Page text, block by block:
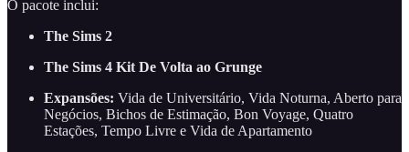
O pacote inclui:
The Sims 2
The Sims 4 Kit De Volta ao Grunge
Expansões: Vida de Universitário, Vida Noturna, Aberto para
Negócios, Bichos de Estimação, Bon Voyage, Quatro
Estações, Tempo Livre e Vida de Apartamento